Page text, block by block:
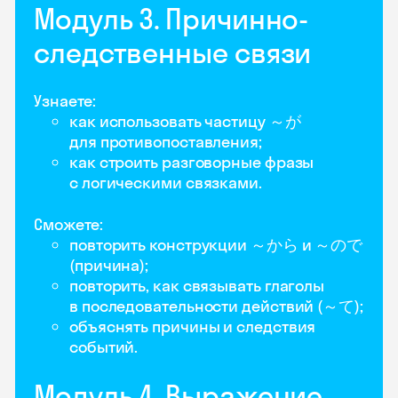
Модуль 3. Причинно-
следственные связи
Узнаете:
как использовать частицу ～が
для противопоставления;
как строить разговорные фразы
с логическими связками.
Сможете:
повторить конструкции ～から и ～ので
(причина);
повторить, как связывать глаголы
в последовательности действий (～て);
объяснять причины и следствия
событий.